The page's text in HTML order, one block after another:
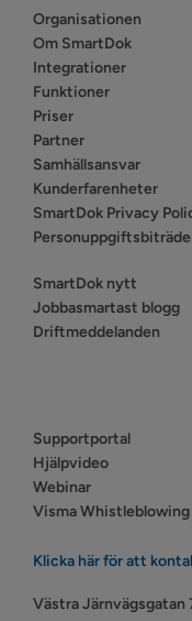
Organisationen
Om SmartDok
Integrationer
Funktioner
Priser
Partner
Samhällsansvar
Kunderfarenheter
SmartDok Privacy
SmartDok nytt
Jobbasmartast blogg
Driftmeddelanden
Supportportal
Hjälpvideo
Webinar
Visma Whistleblowing
Klicka här för att
Västra Järnvägsgatan